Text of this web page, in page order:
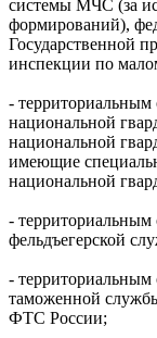
системы МЧС (за
формирований),
Государственной
инспекции по
-
национальной
национальной
имеющие
национальной
- территориальным
фельдъегерской
- территориальным
таможенной
ФТС России;